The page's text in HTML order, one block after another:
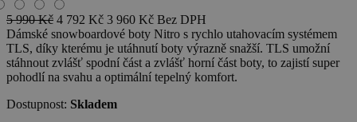
5 990Kč 4 792 Kč 3 960 Kč Bez DPH
Dámské snowboardové boty Nitro s rychlo utahovacím systémem
TLS, díky kterému je utáhnutí boty výrazně snažší. TLS umožní
stáhnout zvlášť spodní část a zvlášť horní část boty, to zajistí super
pohodlí na svahu a optimální tepelný komfort.
Dostupnost: Skladem